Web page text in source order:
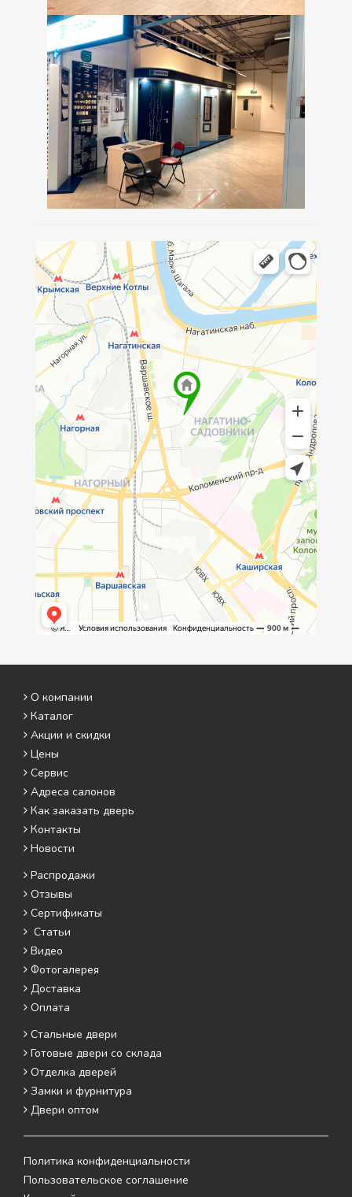
О компании
Каталог
Акции и скидки
Цены
Сервис
Адреса салонов
Как заказать дверь
Контакты
Новости
Распродажи
Отзывы
Сертификаты
Статьи
Видео
Фотогалерея
Доставка
Оплата
Стальные двери
Готовые двери со склада
Отделка дверей
Замки и фурнитура
Двери оптом
Политика конфиденциальности
Пользовательское соглашение